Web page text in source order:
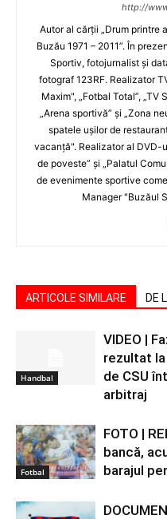
http://
Autor al cărţii „Drum printre
Buzău 1971 – 2011”. În
Sportiv, fotojurnalist şi
fotograf 123RF. Realizator
Maxim", „Fotbal Total”, „TV
„Arena sportivă” şi „Zona
spatele uşilor de
vacanţă". Realizator al DVD-
de poveste” şi „Palatul
de evenimente sportive
Manager "Buzăul
ARTICOLE SIMILARE DE
Handbal
VIDEO |
rezultat la
de CSU
arbitraj
Fotbal
FOTO |
bancă,
barajul